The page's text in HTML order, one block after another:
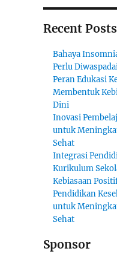
Recent Posts
Bahaya
Perlu
Peran Edukasi
Membentuk
Dini
Inovasi
untuk
Sehat
Integrasi
Kurikulum
Kebiasaan
Pendidikan
untuk
Sehat
Sponsor